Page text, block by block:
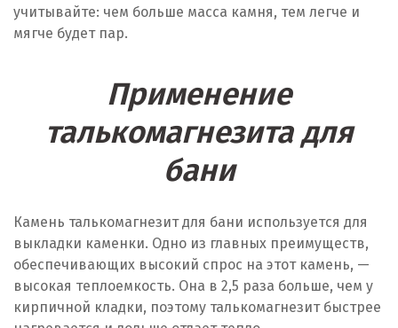
учитывайте: чем больше масса камня, тем легче и
мягче будет пар.
Применение
талькомагнезита для
бани
Камень талькомагнезит для бани используется для
выкладки каменки. Одно из главных преимуществ,
обеспечивающих высокий спрос на этот камень, —
высокая теплоемкость. Она в 2,5 раза больше, чем у
кирпичной кладки, поэтому талькомагнезит быстрее